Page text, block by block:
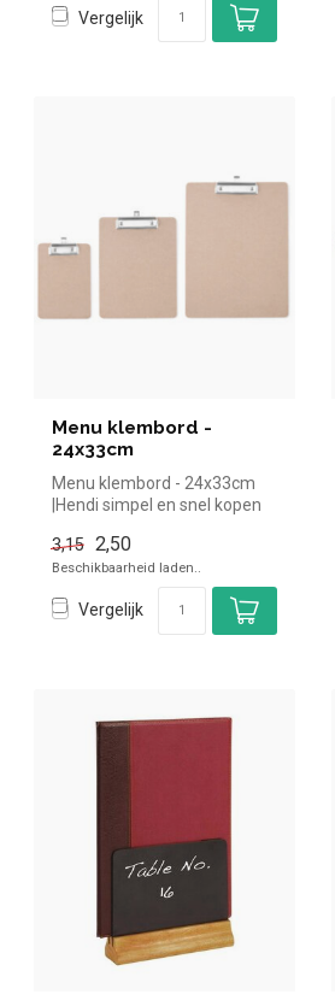
Vergelijk
Menu klembord -
24x33cm
Menu klembord - 24x33cm
|Hendi simpel en snel kopen
3,15 2,50
Beschikbaarheid laden..
Vergelijk